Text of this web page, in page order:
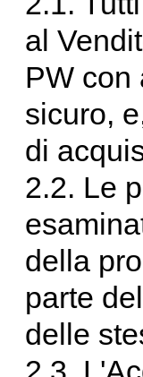
al
PW con
sicuro,
di
2.2. Le
della
parte
delle